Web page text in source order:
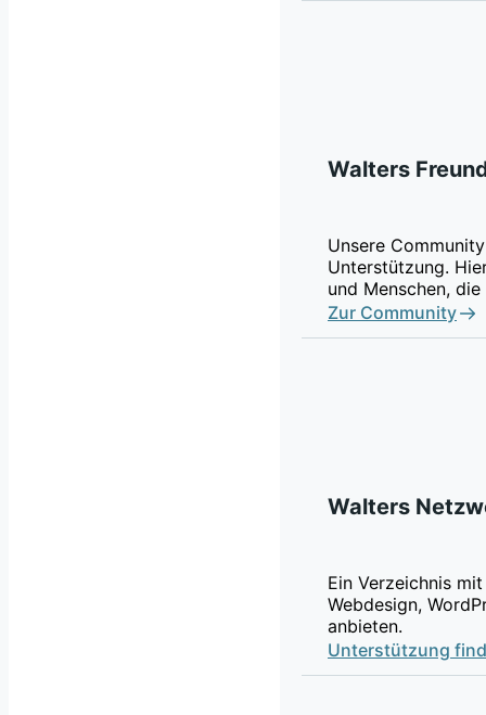
Walters
Unsere
Unterstützung.
und Menschen,
Zur Community
Walters
Ein Verzeichnis
Webdesign,
anbieten.
Unterstützung